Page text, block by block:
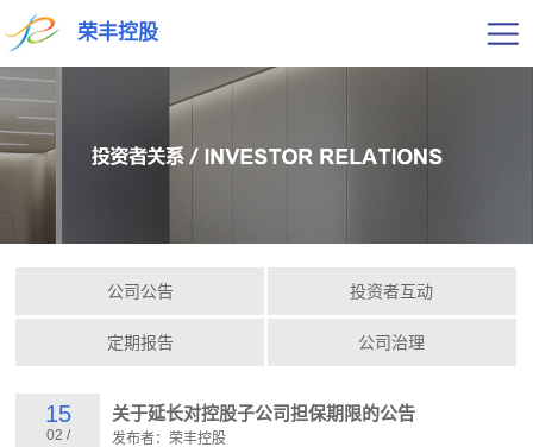
荣丰控股
公司公告 投资者互动
定期报告 公司治理
15
02 /
关于延长对控股子公司担保期限的公告
发布者：荣丰控股